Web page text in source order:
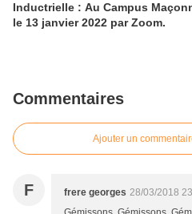
Inductrielle : Au Campus
le 13 janvier 2022 par Zoom.
Commentaires
Ajouter un
F frere georges 28/03/2018